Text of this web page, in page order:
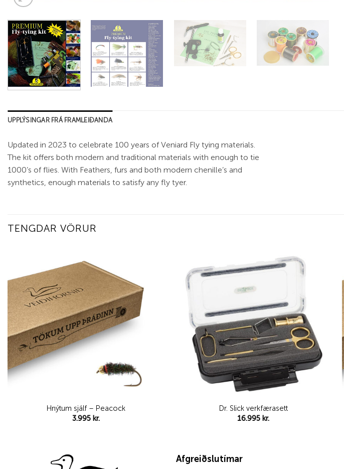
UPPLÝSINGAR FRÁ FRAMLEIÐANDA
Updated in 2023 to celebrate 100 years of Veniard Fly tying materials.
The kit offers both modern and traditional materials with enough to tie
1000’s of flies. With Feathers, furs and both modern chenille’s and
synthetics, enough materials to satisfy any fly tyer.
TENGDAR VÖRUR
Hnýtum sjálf – Peacock
3.995kr.
Dr. Slick verkfærasett
16.995kr.
Afgreiðslutímar